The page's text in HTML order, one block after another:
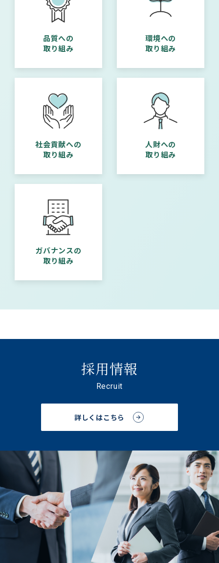
品質への
取り組み
環境への
取り組み
社会貢献への
取り組み
人財への
取り組み
ガバナンスの
取り組み
採用情報
Recruit
詳しくはこちら